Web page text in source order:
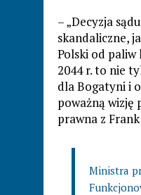
– „Decyzja
skandaliczne,
Polski od
2044 r. to nie
dla Bogatyni i
poważną wizję
prawna z
Ministra